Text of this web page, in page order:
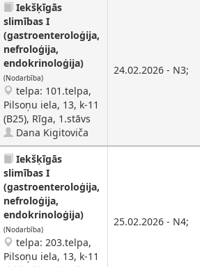
Iekšķīgās
slimības I
(gastroenteroloģija,
nefroloģija,
endokrinoloģija)
(Nodarbība)
telpa: 101.telpa,
Pilsoņu iela, 13, k-11
(B25), Rīga, 1.stāvs
Dana Kigitoviča
24.02.2026 - N3;
Iekšķīgās
slimības I
(gastroenteroloģija,
nefroloģija,
endokrinoloģija)
(Nodarbība)
telpa: 203.telpa,
Pilsoņu iela, 13, k-11
25.02.2026 - N4;